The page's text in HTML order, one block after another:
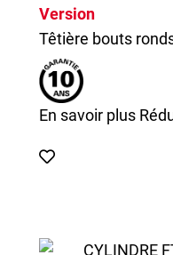
Version
Têtière bouts
En savoir plus